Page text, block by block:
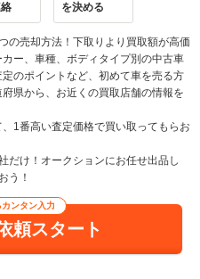
を決める
の売却方法！下取りより買取額が高価
ー、車種、ボディタイプ別の中古車
のポイントなど、初めて車を売る方
県から、お近くの買取店舗の情報を
1番高い査定価格で買い取ってもらお
だけ！オークションにお任せ出品し
う！
ンタン入力
頼スタート